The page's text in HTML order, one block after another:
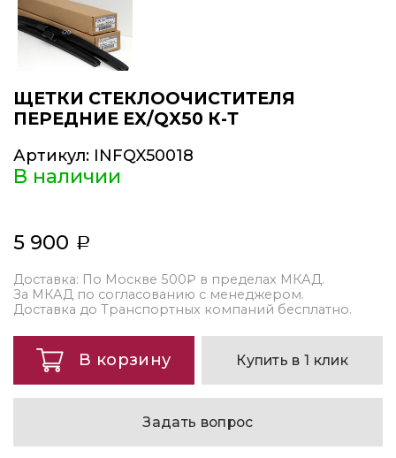
ЩЕТКИ СТЕКЛООЧИСТИТЕЛЯ
ПЕРЕДНИЕ EX/QX50 К-Т
Артикул: INFQX50018
В наличии
5 900
Доставка: По Москве 500₽ в пределах МКАД.
За МКАД по согласованию с менеджером.
Доставка до Транспортных компаний бесплатно.
В корзину Купить в 1 клик
Задать вопрос